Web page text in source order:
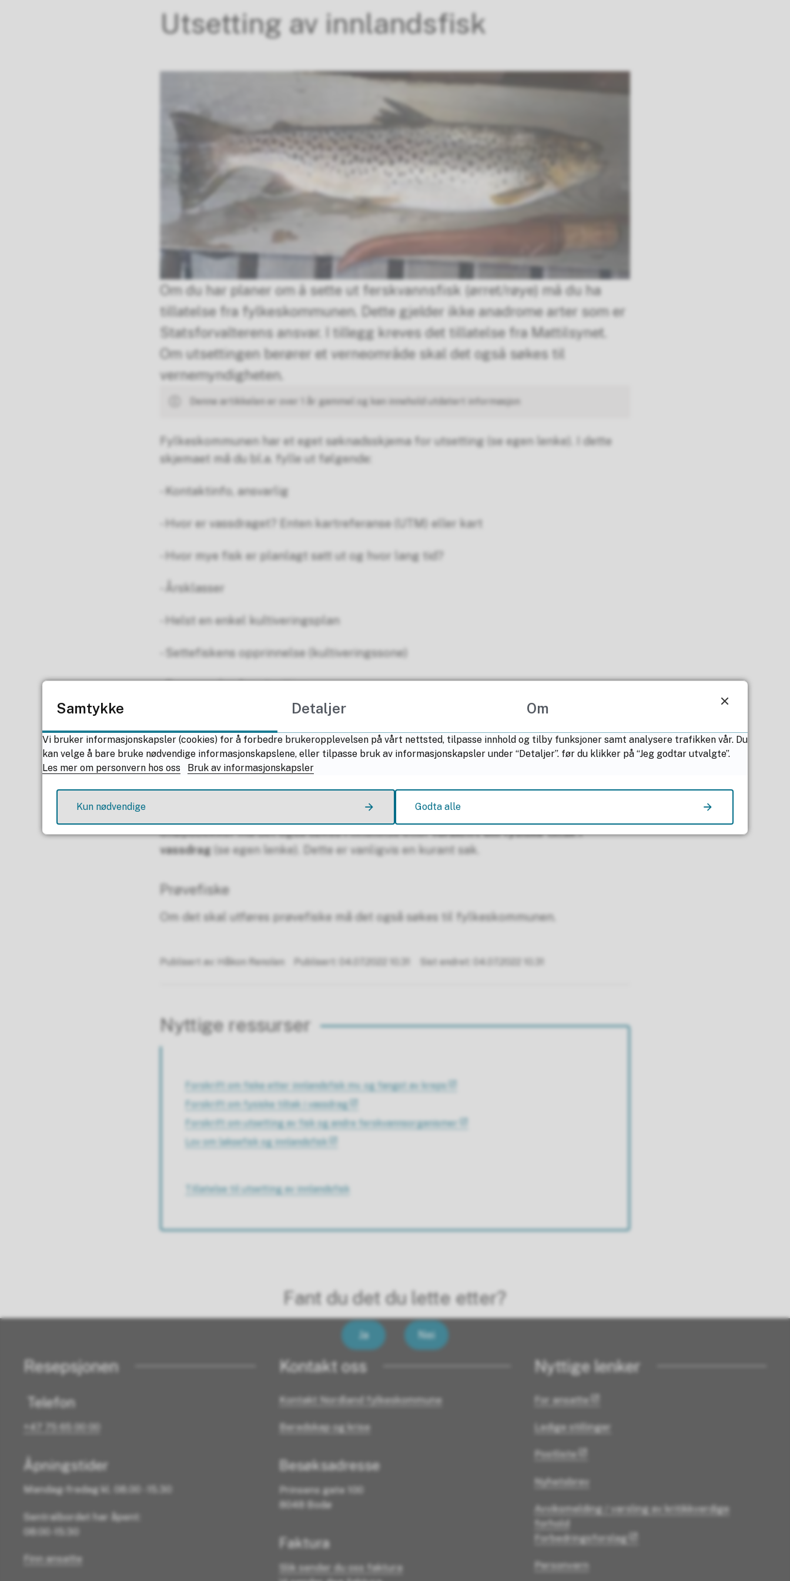
Utsetting av innlandsfisk
Om du har planer om å sette ut ferskvannsfisk (ørret/røye) må du ha
tillatelse fra fylkeskommunen. Dette gjelder ikke anadrome arter som er
Statsforvalterens ansvar. I tillegg kreves det tillatelse fra Mattilsynet.
Om utsettingen berører et verneområde skal det også søkes til
vernemyndigheten.
Denne artikkelen er over 1 år gammel og kan innehold utdatert informasjon
Fylkeskommunen har et eget søknadsskjema for utsetting (se egen lenke). I dette
skjemaet må du bl.a. fylle ut følgende:
- Kontaktinfo, ansvarlig
- Hvor er vassdraget? Enten kartreferanse (UTM) eller kart
- Hvor mye fisk er planlagt satt ut og hvor lang tid?
- Årsklasser
- Helst en enkel kultiveringsplan
- Settefiskens opprinnelse (kultiveringssone)
- Begrunnelse for utsetting
- Kortsalg og tilbakemelding fra kortkjøpere
- Avklaring med grunneiere
Om det planlegges tillaging av gytegroper, utlegging av gytegrus, o.l. i inn- eller
utløpsbekker må det også søkes i tillatelse etterforskrift om fysiske tiltak i
vassdrag (se egen lenke). Dette er vanligvis en kurant sak.
Prøvefiske
Om det skal utføres prøvefiske må det også søkes til fylkeskommunen.
Publisert av Håkon Renolen Publisert 04.07.2022 10.31 Sist endret 04.07.2022 10.31
Nyttige ressurser
Forskrift om fiske etter innlandsfisk mv. og fangst av kreps
Forskrift om fysiske tiltak i vassdrag
Forskrift om utsetting av fisk og andre ferskvannsorganismer
Lov om laksefisk og innlandsfisk
Tillatelse til utsetting av innlandsfisk
Fant du det du lette etter?
Ja Nei
Resepsjonen
Telefon
+47 75 65 00 00
Åpningstider
Mandag-fredag kl. 08.00 - 15.30
Sentralbordet har åpent:
08:00 -15:30
Finn ansatte
Kontakt oss
Kontakt Nordland fylkeskommune
Beredskap og krise
Besøksadresse
Prinsens gate 100
8048 Bodø
Faktura
Slik sender du oss faktura
Nyttige lenker
For ansatte
Ledige stillinger
Postliste
Nyhetsbrev
Avviksmelding / varsling av kritikkverdige
forhold
Forbedringsforslag
Personvern
Samtykke Detaljer Om
Vi bruker informasjonskapsler (cookies) for å forbedre brukeropplevelsen på vårt nettsted, tilpasse innhold og tilby funksjoner samt analysere trafikken vår. Du
kan velge å bare bruke nødvendige informasjonskapslene, eller tilpasse bruk av informasjonskapsler under “Detaljer”. før du klikker på “Jeg godtar utvalgte”.
Les mer om personvern hos oss
Bruk av informasjonskapsler
Kun nødvendige Godta alle